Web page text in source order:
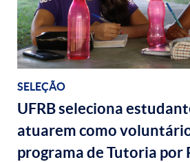
SELEÇÃO
UFRB seleciona
atuarem como
programa de Tutoria por